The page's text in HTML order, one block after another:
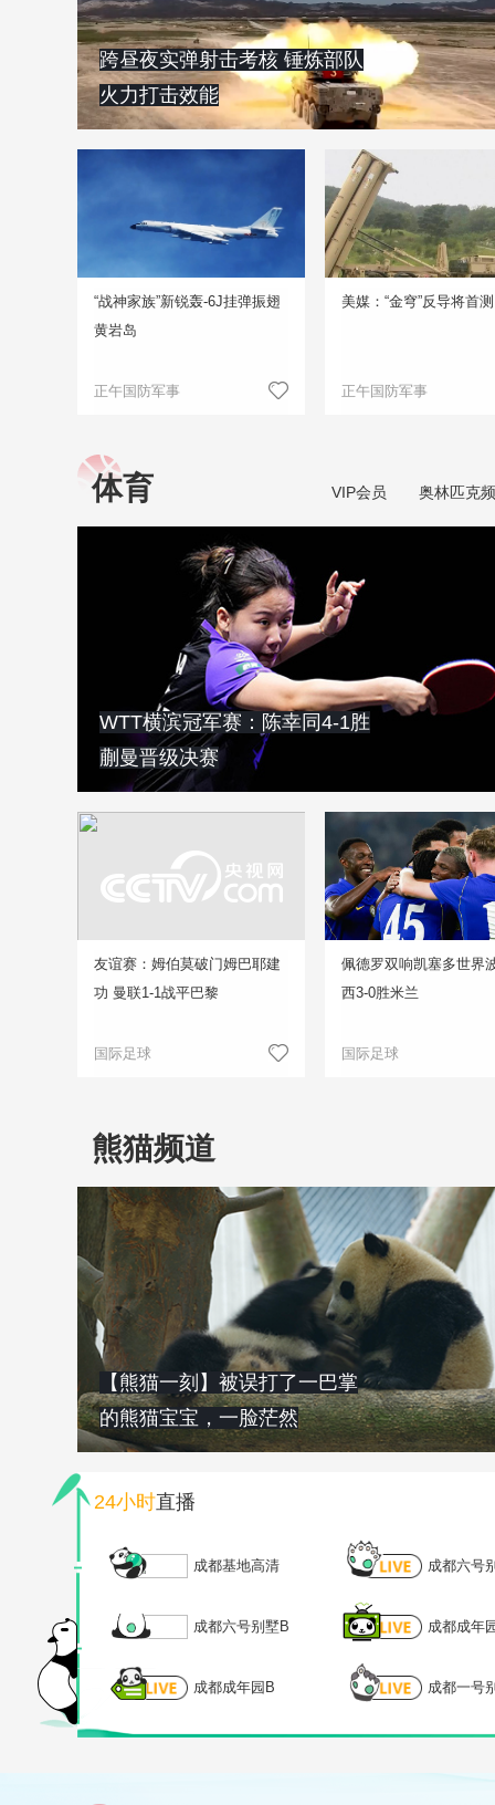
跨昼夜实弹射击考核 锤炼部队
火力打击效能
“战神家族”新锐轰-6J挂弹振翅
黄岩岛
正午国防军事
美媒：“金穹”反导将首测
正午国防军事
体育 VIP会员 奥林匹克
WTT横滨冠军赛：陈幸同4-1胜
蒯曼晋级决赛
友谊赛：姆伯莫破门姆巴耶建
功 曼联1-1战平巴黎
国际足球
佩德罗双响凯塞多世界
西3-0胜米兰
国际足球
熊猫频道
【熊猫一刻】被误打了一巴掌
的熊猫宝宝，一脸茫然
24小时直播
成都基地高清 成都六号
成都六号别墅B 成都成年
成都成年园B 成都一号